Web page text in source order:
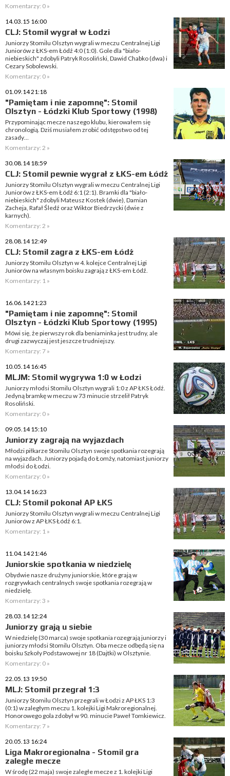
Komentarzy: 0 »
14.03.15 16:00
CLJ: Stomil wygrał w Łodzi
Juniorzy Stomilu Olsztyn wygrali w meczu Centralnej Ligi
Juniorów z ŁKS-em Łódź 4:0 (1:0). Gole dla "biało-
niebieskich" zdobyli Patryk Rosoliński, Dawid Chabko (dwa) i
Cezary Sobolewski.
Komentarzy: 0 »
01.09.14 21:18
"Pamiętam i nie zapomnę": Stomil
Olsztyn - Łódzki Klub Sportowy (1998)
Przypominając mecze naszego klubu, kierowałem się
chronologią. Dziś musiałem zrobić odstępstwo od tej
zasady…
Komentarzy: 2 »
30.08.14 18:59
CLJ: Stomil pewnie wygrał z ŁKS-em Łódź
Juniorzy Stomilu Olsztyn wygrali w meczu Centralnej Ligi
Juniorów z ŁKS-em Łódź 6:1 (2:1). Bramki dla "biało-
niebieskich" zdobyli Mateusz Kostek (dwie), Damian
Zacheja, Rafał Śledź oraz Wiktor Biedrzycki (dwie z
karnych).
Komentarzy: 2 »
28.08.14 12:49
CLJ: Stomil zagra z ŁKS-em Łódź
Juniorzy Stomilu Olsztyn w 4. kolejce Centralnej Ligi
Juniorów na własnym boisku zagrają z ŁKS-em Łódź.
Komentarzy: 1 »
16.06.14 21:23
"Pamiętam i nie zapomnę": Stomil
Olsztyn - Łódzki Klub Sportowy (1995)
Mówi się, że pierwszy rok dla beniaminka jest trudny, ale
drugi zazwyczaj jest jeszcze trudniejszy.
Komentarzy: 7 »
10.05.14 16:45
MLJM: Stomil wygrywa 1:0 w Łodzi
Juniorzy młodsi Stomilu Olsztyn wygrali 1:0 z AP ŁKS Łódź.
Jedyną bramkę w meczu w 73 minucie strzelił Patryk
Rosoliński.
Komentarzy: 0 »
09.05.14 15:10
Juniorzy zagrają na wyjazdach
Młodzi piłkarze Stomilu Olsztyn swoje spotkania rozegrają
na wyjazdach. Juniorzy pojadą do Łomży, natomiast juniorzy
młodsi do Łodzi.
Komentarzy: 0 »
13.04.14 16:23
CLJ: Stomil pokonał AP ŁKS
Juniorzy Stomilu Olsztyn wygrali w meczu Centralnej Ligi
Juniorów z AP ŁKS Łódź 6:1.
Komentarzy: 1 »
11.04.14 21:46
Juniorskie spotkania w niedzielę
Obydwie nasze drużyny juniorskie, które grają w
rozgrywkach centralnych swoje spotkania rozegrają w
niedzielę.
Komentarzy: 3 »
28.03.14 12:24
Juniorzy grają u siebie
W niedzielę (30 marca) swoje spotkania rozegrają juniorzy i
juniorzy młodsi Stomilu Olsztyn. Oba mecze odbędą się na
boisku Szkoły Podstawowej nr 18 (Dajtki) w Olsztynie.
Komentarzy: 0 »
22.05.13 19:50
MLJ: Stomil przegrał 1:3
Juniorzy Stomilu Olsztyn przegrali w Łodzi z AP ŁKS 1:3
(0:1) w zaległym meczu 1. kolejki Ligi Makroregionalnej.
Honorowego gola zdobył w 90. minucie Paweł Tomkiewicz.
Komentarzy: 7 »
20.05.13 16:24
Liga Makroregionalna - Stomil gra
zaległe mecze
W środę (22 maja) swoje zaległe mecze z 1. kolejki Ligi